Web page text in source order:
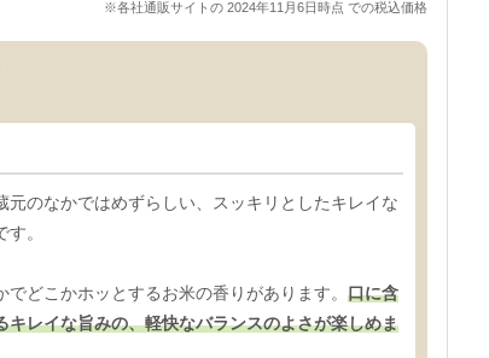
※各社通販サイトの 2024年11月6日時点 での税込価格
のなかではめずらしい、スッキリとしたキレイな
。
どこかホッとするお米の香りがあります。 口に含
レイな旨みの、軽快なバランスのよさが楽しめま